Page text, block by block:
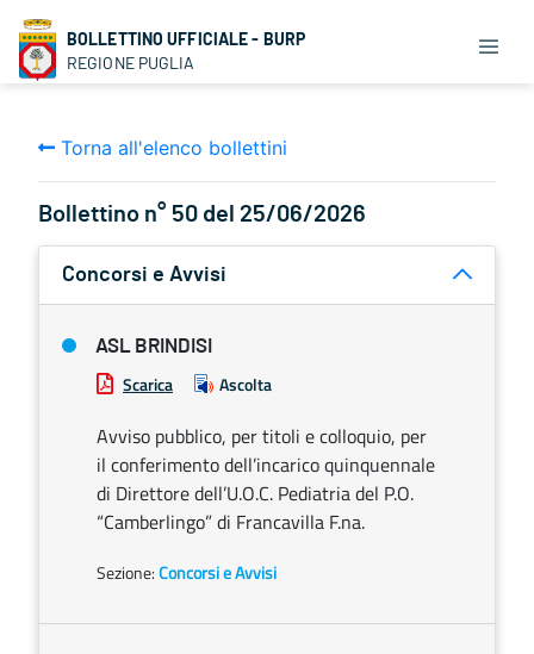
BOLLETTINO UFFICIALE - BURP
REGIONE PUGLIA
Torna all'elenco bollettini
Bollettino n° 50 del 25/06/2026
Concorsi e Avvisi
ASL BRINDISI
Scarica Ascolta
Avviso pubblico, per titoli e colloquio, per
il conferimento dell’incarico quinquennale
di Direttore dell’U.O.C. Pediatria del P.O.
“Camberlingo” di Francavilla F.na.
Sezione:Concorsi e Avvisi